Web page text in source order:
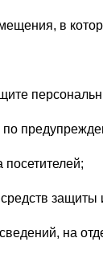
в
на